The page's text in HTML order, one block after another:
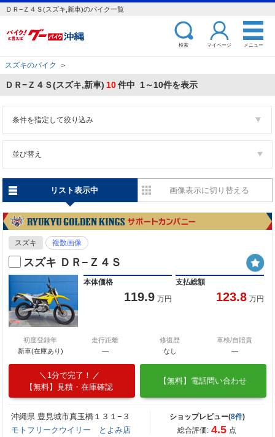
ＤＲ−Ｚ４Ｓ(スズキ,新車)のバイク一覧
検索 マイページ メニュー
スズキのバイク ＞
ＤＲ−Ｚ４Ｓ(スズキ,新車) 10件中 1～10件を表示
条件を指定して絞り込み
並び替え
リスト表示中 画像表示に切り替える
スズキ 複数画像
スズキ ＤＲ−Ｚ４Ｓ
本体価格
119.9 万円
支払総額
123.8 万円
初度登録年
新車(在庫あり)
走行距離
―
修復歴
なし
車検/自賠責
―
1分で完了！
【無料】見積・在庫確認
【無料】電話問い合わせ
沖縄県 豊見城市真玉橋１３１−３
モトフリークウイリー とよみ店
ショップレビュー(8件)
総合評価: 4.5 点